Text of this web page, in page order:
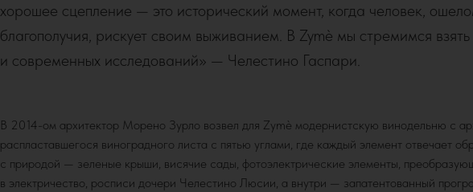
хорошее сцепление — это исторический момент, когда человек,
благополучия, рискует своим выживанием. В Zymè мы стремимся
и современных исследований» — Челестино Гаспари.
В 2014-ом архитектор Морено Зурло возвел для Zymè модернистскую винодельню с
распластавшегося виноградного листа с пятью углами, где каждый элемент отвечает
с природой — зеленые крыши, висячие сады, фотоэлектрические элементы,
в электричество, росписи дочери Челестино Люсии, а внутри — запатентованный